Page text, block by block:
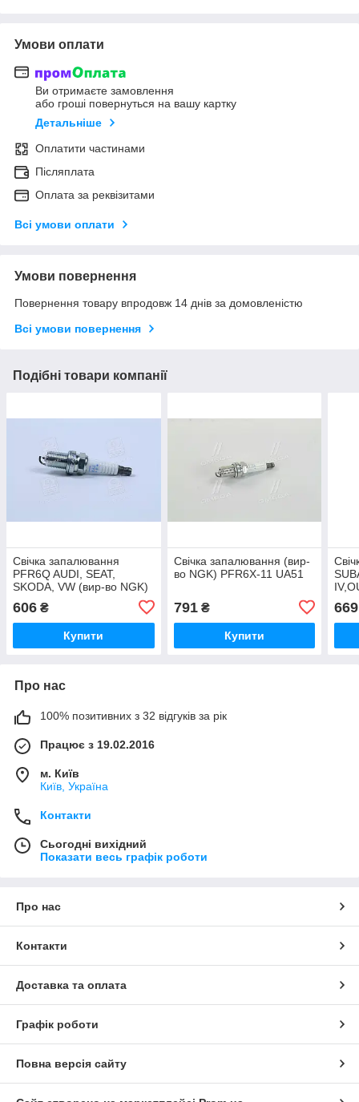
Умови оплати
Ви отримаєте замовлення
або гроші повернуться на вашу картку
Детальніше
Оплатити частинами
Післяплата
Оплата за реквізитами
Всі умови оплати
Умови повернення
Повернення товару впродовж 14 днів за домовленістю
Всі умови повернення
Подібні товари компанії
Свічка запалювання
PFR6Q AUDI, SEAT,
SKODA, VW (вир-во NGK)
606 ₴
Купити
Свічка запалювання (вир-
во NGK) PFR6X-11 UA51
791₴
Купити
01-
11
669
Про нас
100% позитивних з 32 відгуків за рік
Працює з 19.02.2016
м. Київ
Київ, Україна
Контакти
Сьогодні вихідний
Показати весь графік роботи
Про нас
Контакти
Доставка та оплата
Графік роботи
Повна версія сайту